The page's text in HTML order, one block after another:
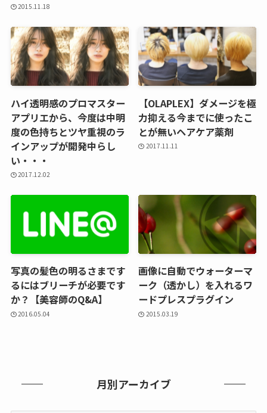
2015.11.18
ハイ透明感のプロマスター
アプリエから、今度は中明
度の色持ちとツヤ重視のラ
インアップが開発中らし
い・・・
2017.12.02
【OLAPLEX】ダメージを極
力抑える今までに使ったこ
とが無いヘアケア薬剤
2017.11.11
写真の髪色の明るさまです
るにはブリーチが必要です
か？【美容師のQ&A】
2016.05.04
画像に自動でウォーターマ
ーク（透かし）を入れるワ
ードプレスプラグイン
2015.03.19
月別アーカイブ